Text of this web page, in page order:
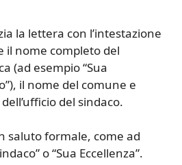
la lettera con l’intestazione
il nome completo del
(ad esempio “Sua
il nome del comune e
del sindaco.
saluto formale, come ad
o “Sua Eccellenza”.